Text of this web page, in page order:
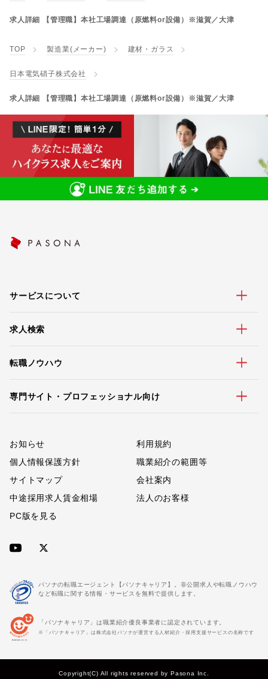
求人詳細 【管理職】本社工場調達（原燃料or設備）※滋賀／大津
TOP 製造業(メーカー) 建材・ガラス
日本電気硝子株式会社
求人詳細 【管理職】本社工場調達（原燃料or設備）※滋賀／大津
サービスについて
求人検索
転職ノウハウ
専門サイト・プロフェッショナル向け
お知らせ
利用規約
個人情報保護方針
職業紹介の範囲等
サイトマップ
会社案内
中途採用求人賃金相場
法人のお客様
PC版を見る
パソナの転職エージェント【パソナキャリア】。非公開求人や転職ノウハウ
など転職に関する情報・サービスを無料で提供します。
「パソナキャリア」は職業紹介優良事業者に認定されています。
※「パソナキャリア」は株式会社パソナが運営する人材紹介・採用支援サービスの名称です
Copyright(C) All rights reserved by Pasona Inc.